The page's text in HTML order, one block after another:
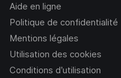
Aide en ligne
Politique de confidentialité
Mentions légales
Utilisation des cookies
Conditions d’utilisation